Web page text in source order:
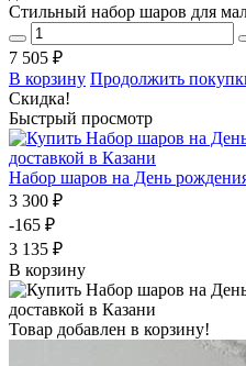
Стильный набор шаров для
7 505 ₽
В корзину Продолжить
Скидка!
Быстрый просмотр
Набор шаров на День
3 300 ₽
-165 ₽
3 135 ₽
В корзину
Товар добавлен в корзину!